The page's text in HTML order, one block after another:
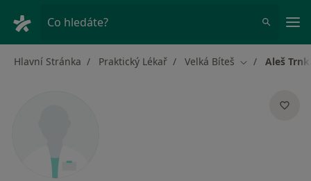
Co hledáte?
Hlavní Stránka Praktický Lékař Velká Bíteš Změna města
Aleš